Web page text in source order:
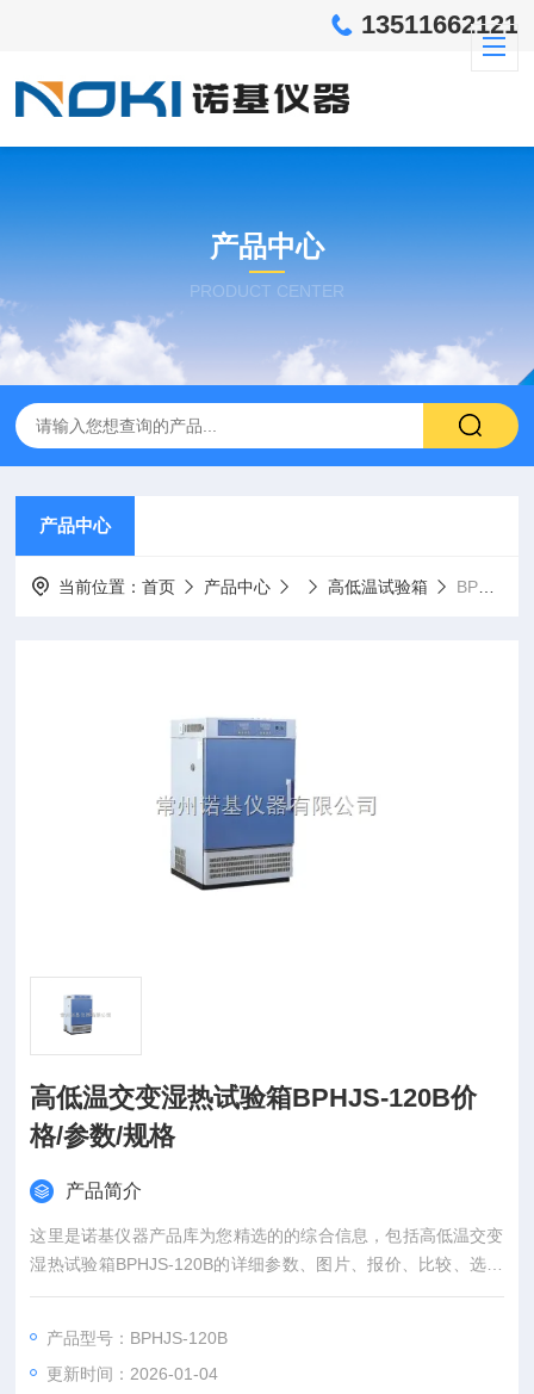
13511662121
产品中心
PRODUCT CENTER
产品中心
当前位置：首页 产品中心 高低温试验箱 BPHJS-120B高低温交变湿热试验箱BPHJS-120B价格/参数/规格
高低温交变湿热试验箱BPHJS-120B价
格/参数/规格
产品简介
这里是诺基仪器产品库为您精选的的综合信息，包括高低温交变
湿热试验箱BPHJS-120B的详细参数、图片、报价、比较、选配
件等。
产品型号：BPHJS-120B
更新时间：2026-01-04